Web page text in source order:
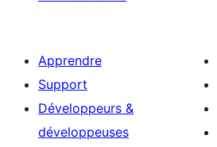
Apprendre
Support
Développeurs &
développeuses